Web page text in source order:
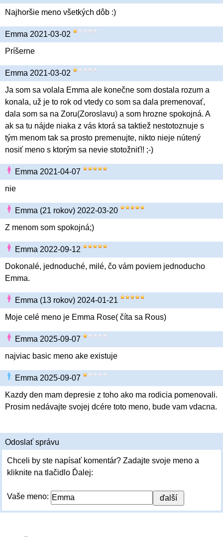
Najhoršie meno všetkých dôb :)
Emma 2021-03-02
Príšerne
Emma 2021-03-02
Ja som sa volala Emma ale konečne som dostala rozum a
konala, už je to rok od vtedy co som sa dala premenovať,
dala som sa na Zoru(Zoroslavu) a som hrozne spokojná. A
ak sa tu nájde niaka z vás ktorá sa taktiež nestotoznuje s
tým menom tak sa prosto premenujte, nikto nieje nútený
nosiť meno s ktorým sa nevie stotožniť!! ;-)
Emma 2021-04-07
nie
Emma (21 rokov) 2022-03-20
Z menom som spokojná;)
Emma 2022-09-12
Dokonalé, jednoduché, milé, čo vám poviem jednoducho
Emma.
Emma (13 rokov) 2024-01-21
Moje celé meno je Emma Rose( číta sa Rous)
Emma 2025-09-07
najviac basic meno ake existuje
Emma 2025-09-07
Kazdy den mam depresie z toho ako ma rodicia pomenovali.
Prosim nedávajte svojej dcére toto meno, bude vam vdacna.
Odoslať správu
Chceli by ste napísať komentár? Zadajte svoje meno a
kliknite na tlačidlo Ďalej:
Vaše meno: